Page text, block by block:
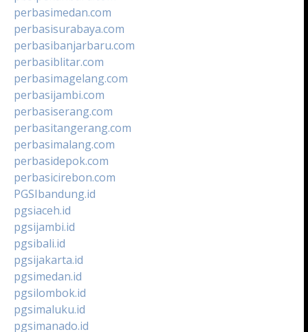
perbasimedan.com
perbasisurabaya.com
perbasibanjarbaru.com
perbasiblitar.com
perbasimagelang.com
perbasijambi.com
perbasiserang.com
perbasitangerang.com
perbasimalang.com
perbasidepok.com
perbasicirebon.com
PGSIbandung.id
pgsiaceh.id
pgsijambi.id
pgsibali.id
pgsijakarta.id
pgsimedan.id
pgsilombok.id
pgsimaluku.id
pgsimanado.id